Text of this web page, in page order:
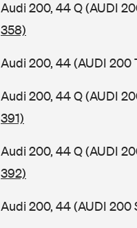
Audi 200, 44 Q (AUDI
358)
Audi 200, 44 (AUDI 200
Audi 200, 44 Q (AUDI
391)
Audi 200, 44 Q (AUDI
392)
Audi 200, 44 (AUDI 200